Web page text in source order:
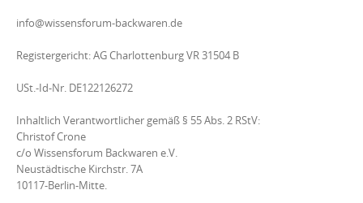
info@wissensforum-backwaren.de
Registergericht: AG Charlottenburg VR 31504 B
USt.-Id-Nr. DE122126272
Inhaltlich Verantwortlicher gemäß § 55 Abs. 2 RStV:
Christof Crone
c/o Wissensforum Backwaren e.V.
Neustädtische Kirchstr. 7A
10117-Berlin-Mitte.